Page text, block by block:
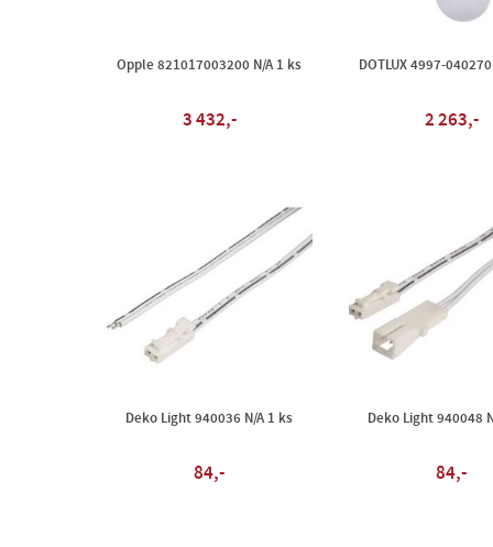
Opple 821017003200 N/A 1 ks
3 432,-
DOTLUX 4997-
2 263,-
Deko Light 940036 N/A 1 ks
84,-
Deko Light 940048
84,-